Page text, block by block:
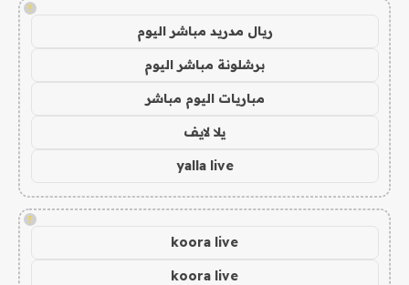
!
ريال مدريد مباشر اليوم
برشلونة مباشر اليوم
مباريات اليوم مباشر
يلا لايف
yalla live
!
koora live
koora live